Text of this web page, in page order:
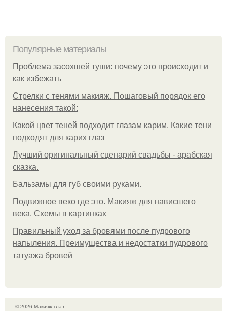
Популярные материалы
Проблема засохшей туши: почему это происходит и
как избежать
Стрелки с тенями макияж. Пошаговый порядок его
нанесения такой:
Какой цвет теней подходит глазам карим. Какие тени
подходят для карих глаз
Лучший оригинальный сценарий свадьбы - арабская
сказка.
Бальзамы для губ своими руками.
Подвижное веко где это. Макияж для нависшего
века. Схемы в картинках
Правильный уход за бровями после пудрового
напыления. Преимущества и недостатки пудрового
татуажа бровей
© 2026 Макияж глаз